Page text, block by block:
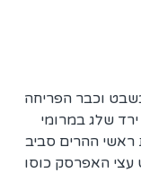
וכבר הפריחה
שלג במרומי
ראשי ההרים סביב
עצי האפרסק כוסו